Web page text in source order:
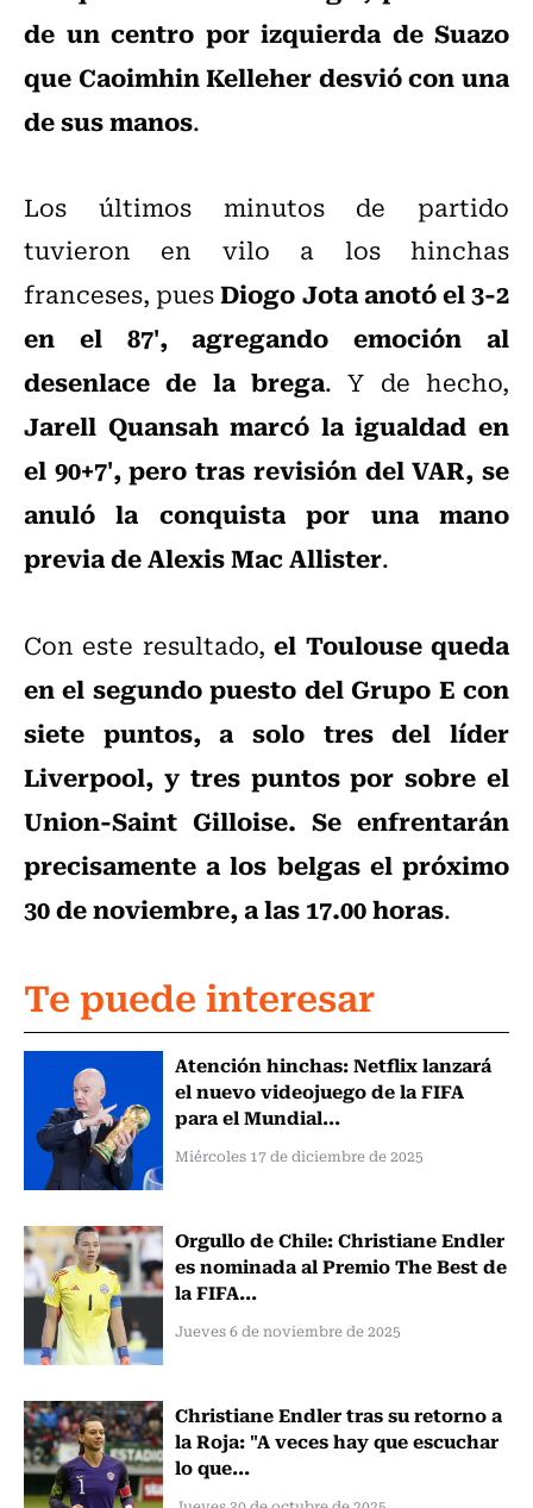
de un centro por izquierda de Suazo
que Caoimhin Kelleher desvió con una
de sus manos.
Los últimos minutos de partido
tuvieron en vilo a los hinchas
franceses, puesDiogo Jota anotó el 3-2
en el 87', agregando emoción al
desenlace de la brega. Y de hecho,
Jarell Quansah marcó la igualdad en
el 90+7', pero tras revisión del VAR, se
anuló la conquista por una mano
previa de Alexis Mac Allister.
Con este resultado,el Toulouse queda
en el segundo puesto del Grupo E con
siete puntos, a solo tres del líder
Liverpool, y tres puntos por sobre el
Union-Saint Gilloise. Se enfrentarán
precisamente a los belgas el próximo
30 de noviembre, a las 17.00 horas.
Te puede interesar
Atención hinchas: Netflix lanzará
el nuevo videojuego de la FIFA
para el Mundial...
Miércoles 17 de diciembre de 2025
Orgullo de Chile: Christiane Endler
es nominada al Premio The Best de
la FIFA...
Jueves 6 de noviembre de 2025
Christiane Endler tras su retorno a
la Roja: "A veces hay que escuchar
lo que...